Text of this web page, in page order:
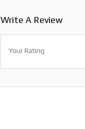
Write A Review
Your Rating